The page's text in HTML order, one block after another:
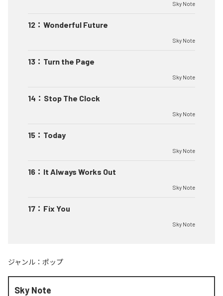
Sky Note
12 ： Wonderful Future
Sky Note
13 ： Turn the Page
Sky Note
14 ： Stop The Clock
Sky Note
15 ： Today
Sky Note
16 ： It Always Works Out
Sky Note
17 ： Fix You
Sky Note
ジャンル： ポップ
Sky Note